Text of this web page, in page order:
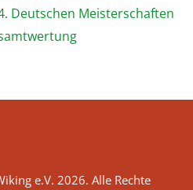
Deutschen Meisterschaften
e.V. 2026. Alle Rechte